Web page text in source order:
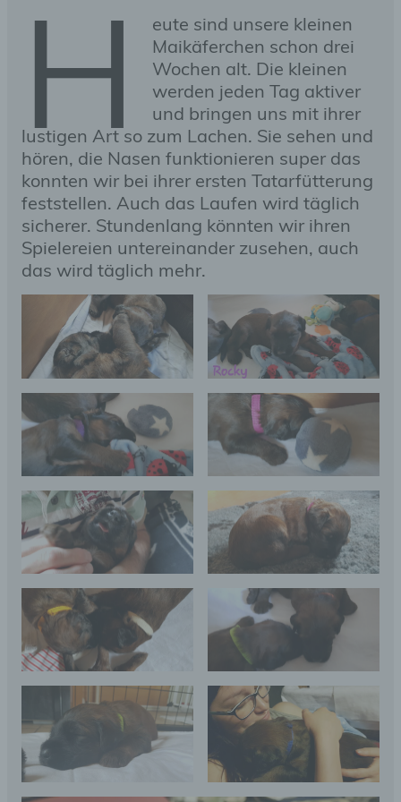
H
eute sind unsere kleinen
Maikäferchen schon drei
Wochen alt. Die kleinen
werden jeden Tag aktiver
und bringen uns mit ihrer
lustigen Art so zum Lachen. Sie sehen und
hören, die Nasen funktionieren super das
konnten wir bei ihrer ersten Tatarfütterung
feststellen. Auch das Laufen wird täglich
sicherer. Stundenlang könnten wir ihren
Spielereien untereinander zusehen, auch
das wird täglich mehr.